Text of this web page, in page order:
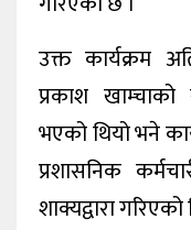
उक्त कार्यक्रम
प्रकाश
भएको थियो भने
प्रशासनिक
शाक्यद्वारा गरिएको